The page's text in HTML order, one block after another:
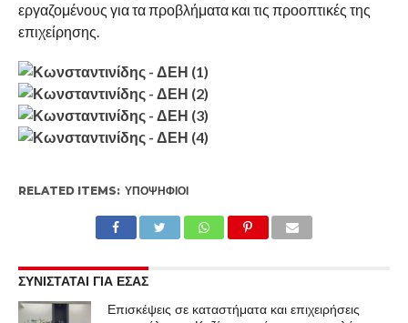
εργαζομένους για τα προβλήματα και τις προοπτικές της
επιχείρησης.
RELATED ITEMS: ΥΠΟΨΉΦΙΟΙ
ΣΥΝΙΣΤΑΤΑΙ ΓΙΑ ΕΣΑΣ
Επισκέψεις σε καταστήματα και επιχειρήσεις